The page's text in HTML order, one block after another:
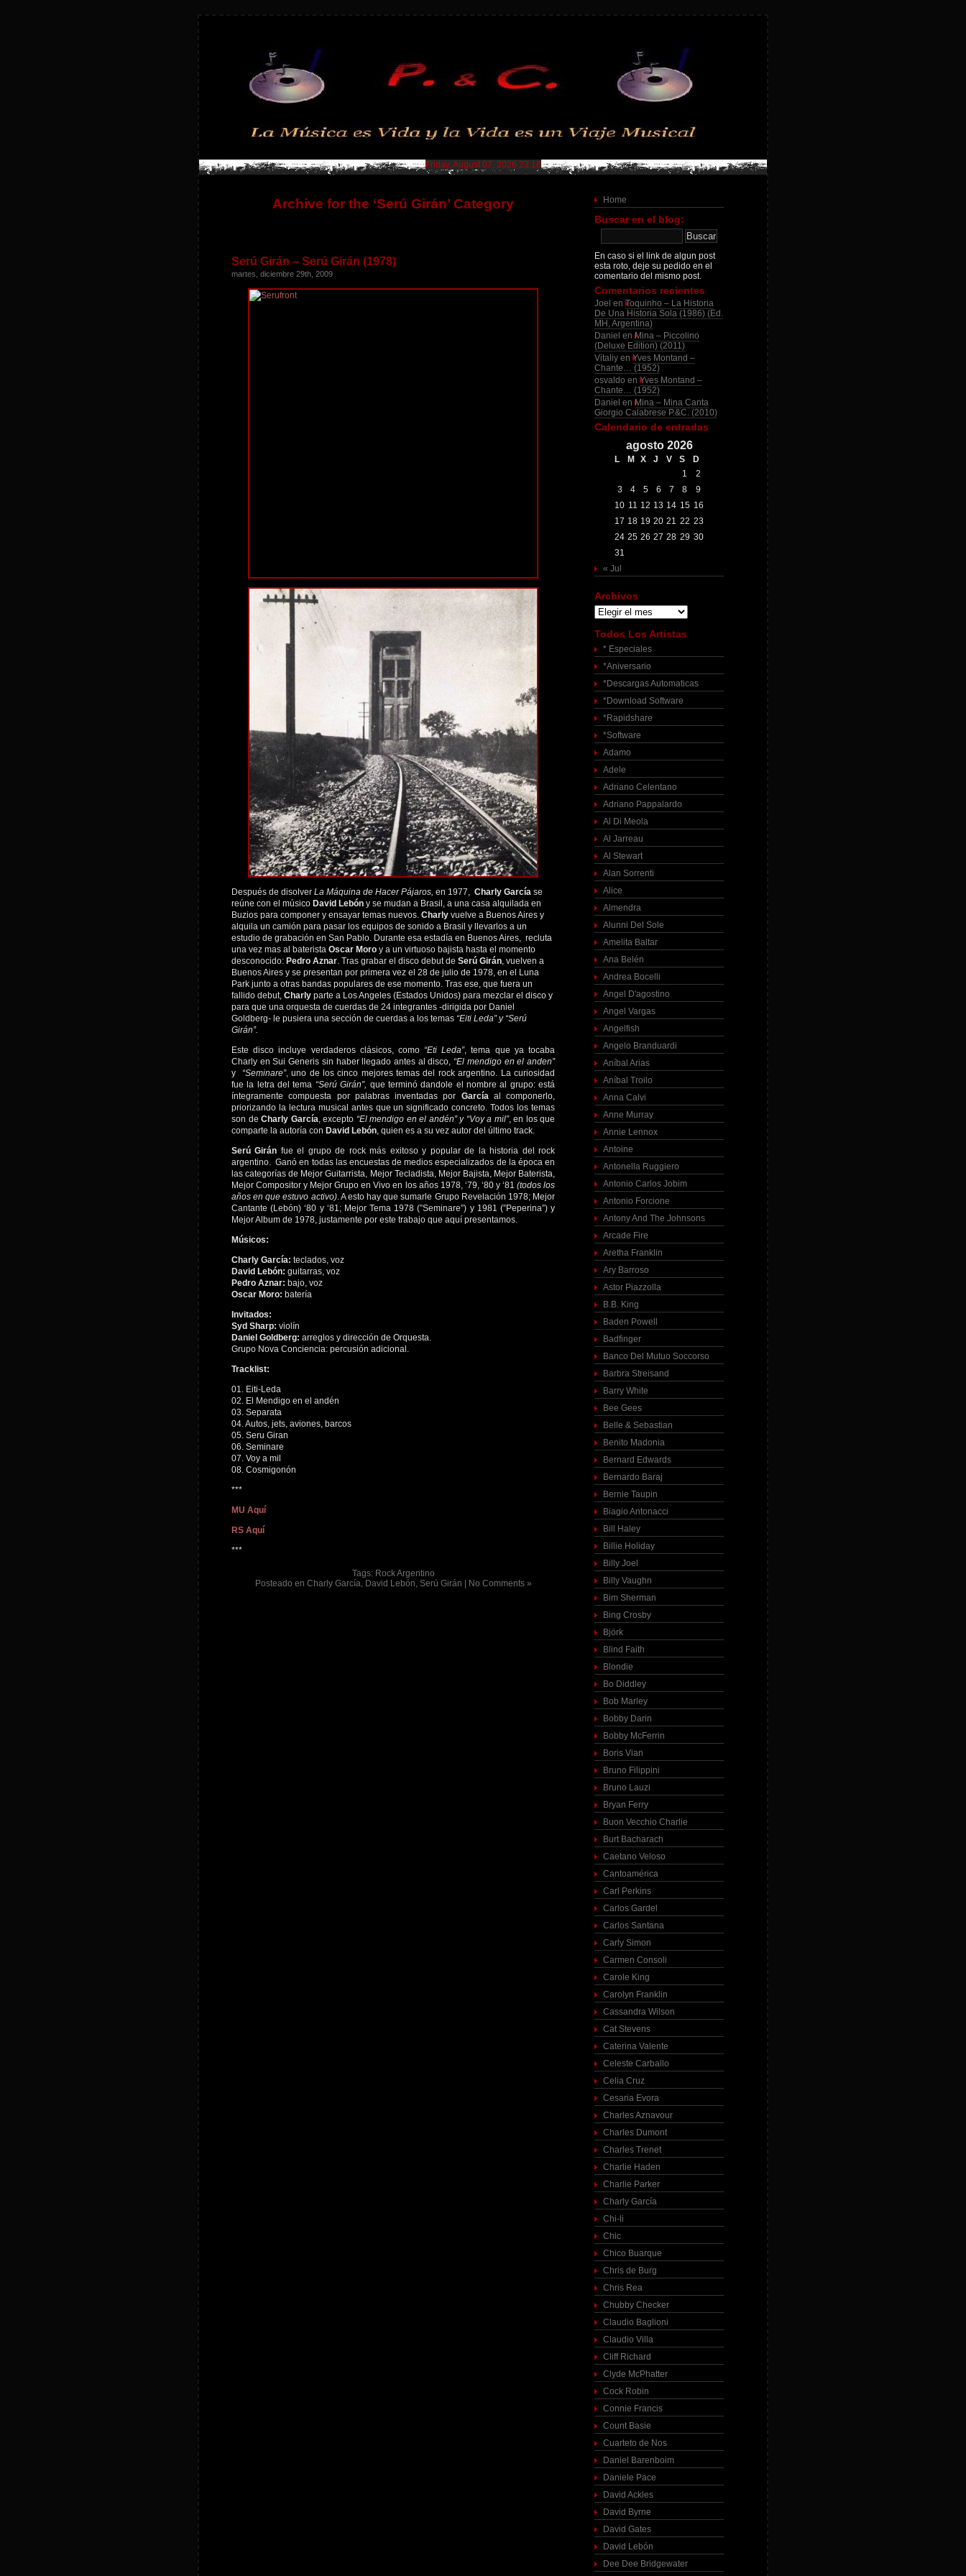
Friday, August 07, 2026 23:18
Archive for the ‘Serú Girán’ Category
Serú Girán – Serú Girán (1978)
martes, diciembre 29th, 2009
Después de disolver La Máquina de Hacer Pájaros, en 1977, Charly García se
reúne con el músico David Lebón y se mudan a Brasil, a una casa alquilada en
Buzios para componer y ensayar temas nuevos. Charly vuelve a Buenos Aires y
alquila un camión para pasar los equipos de sonido a Brasil y llevarlos a un
estudio de grabación en San Pablo. Durante esa estadía en Buenos Aires, recluta
una vez mas al baterista Oscar Moro y a un virtuoso bajista hasta el momento
desconocido: Pedro Aznar. Tras grabar el disco debut de Serú Girán, vuelven a
Buenos Aires y se presentan por primera vez el 28 de julio de 1978, en el Luna
Park junto a otras bandas populares de ese momento. Tras ese, que fuera un
fallido debut, Charly parte a Los Angeles (Estados Unidos) para mezclar el disco y
para que una orquesta de cuerdas de 24 integrantes -dirigida por Daniel
Goldberg- le pusiera una sección de cuerdas a los temas “Eiti Leda” y “Serú
Girán”.
Este disco incluye verdaderos clásicos, como “Eti Leda”, tema que ya tocaba
Charly en Sui Generis sin haber llegado antes al disco, “El mendigo en el anden”
y “Seminare”, uno de los cinco mejores temas del rock argentino. La curiosidad
fue la letra del tema “Serú Girán”, que terminó dandole el nombre al grupo: está
íntegramente compuesta por palabras inventadas por Garcíaal componerlo,
priorizando la lectura musical antes que un significado concreto. Todos los temas
son de Charly García, excepto “El mendigo en el andén” y “Voy a mil”, en los que
comparte la autoría con David Lebón, quien es a su vez autor del último track.
Serú Girán fue el grupo de rock más exitoso y popular de la historia del rock
argentino. Ganó en todas las encuestas de medios especializados de la época en
las categorías de Mejor Guitarrista, Mejor Tecladista, Mejor Bajista, Mejor Baterista,
Mejor Compositor y Mejor Grupo en Vivo en los años 1978, ‘79, ‘80 y ‘81 (todos los
años en que estuvo activo). A esto hay que sumarle Grupo Revelación 1978; Mejor
Cantante (Lebón) ‘80 y ‘81; Mejor Tema 1978 (”Seminare”) y 1981 (”Peperina”) y
Mejor Album de 1978, justamente por este trabajo que aquí presentamos.
Músicos:
Charly García: teclados, voz
David Lebón: guitarras, voz
Pedro Aznar: bajo, voz
Oscar Moro: batería
Invitados:
Syd Sharp: violín
Daniel Goldberg: arreglos y dirección de Orquesta.
Grupo Nova Conciencia: percusión adicional.
Tracklist:
01. Eiti-Leda
02. El Mendigo en el andén
03. Separata
04. Autos, jets, aviones, barcos
05. Seru Giran
06. Seminare
07. Voy a mil
08. Cosmigonón
***
MU Aquí
RS Aquí
***
Tags: Rock Argentino
Posteado en Charly García, David Lebón, Serú Girán No Comments »
Home
Buscar en el blog:
En caso si el link de algun post
esta roto, deje su pedido en el
comentario del mismo post.
Comentarios recientes
Joel en Toquinho – La Historia
De Una Historia Sola (1986) (Ed.
MH, Argentina)
Daniel en Mina – Piccolino
(Deluxe Edition) (2011)
Vitaliy en Yves Montand –
Chante… (1952)
osvaldo en Yves Montand –
Chante… (1952)
Daniel en Mina – Mina Canta
Giorgio Calabrese P.&C. (2010)
Calendario de entradas
agosto 2026
L M X J V S
D
1
2
3
4 5 6 7 8
9
10 11 12 13 14 15 16
17 18 19 20 21 22 23
24 25 26 27 28 29 30
31
« Jul
Archivos
Archivos
Todos Los Artistas
* Especiales
*Aniversario
*Descargas Automaticas
*Download Software
*Rapidshare
*Software
Adamo
Adele
Adriano Celentano
Adriano Pappalardo
Al Di Meola
Al Jarreau
Al Stewart
Alan Sorrenti
Alice
Almendra
Alunni Del Sole
Amelita Baltar
Ana Belén
Andrea Bocelli
Angel D'agostino
Angel Vargas
Angelfish
Angelo Branduardi
Aníbal Arias
Aníbal Troilo
Anna Calvi
Anne Murray
Annie Lennox
Antoine
Antonella Ruggiero
Antonio Carlos Jobim
Antonio Forcione
Antony And The Johnsons
Arcade Fire
Aretha Franklin
Ary Barroso
Astor Piazzolla
B.B. King
Baden Powell
Badfinger
Banco Del Mutuo Soccorso
Barbra Streisand
Barry White
Bee Gees
Belle & Sebastian
Benito Madonia
Bernard Edwards
Bernardo Baraj
Bernie Taupin
Biagio Antonacci
Bill Haley
Billie Holiday
Billy Joel
Billy Vaughn
Bim Sherman
Bing Crosby
Björk
Blind Faith
Blondie
Bo Diddley
Bob Marley
Bobby Darin
Bobby McFerrin
Boris Vian
Bruno Filippini
Bruno Lauzi
Bryan Ferry
Buon Vecchio Charlie
Burt Bacharach
Caetano Veloso
Cantoamérica
Carl Perkins
Carlos Gardel
Carlos Santana
Carly Simon
Carmen Consoli
Carole King
Carolyn Franklin
Cassandra Wilson
Cat Stevens
Caterina Valente
Celeste Carballo
Celia Cruz
Cesaria Evora
Charles Aznavour
Charles Dumont
Charles Trenet
Charlie Haden
Charlie Parker
Charly García
Chi-li
Chic
Chico Buarque
Chris de Burg
Chris Rea
Chubby Checker
Claudio Baglioni
Claudio Villa
Cliff Richard
Clyde McPhatter
Cock Robin
Connie Francis
Count Basie
Cuarteto de Nos
Daniel Barenboim
Daniele Pace
David Ackles
David Byrne
David Gates
David Lebón
Dee Dee Bridgewater